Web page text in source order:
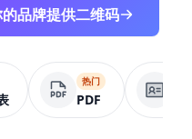
品牌提供二维码
热门
PDF